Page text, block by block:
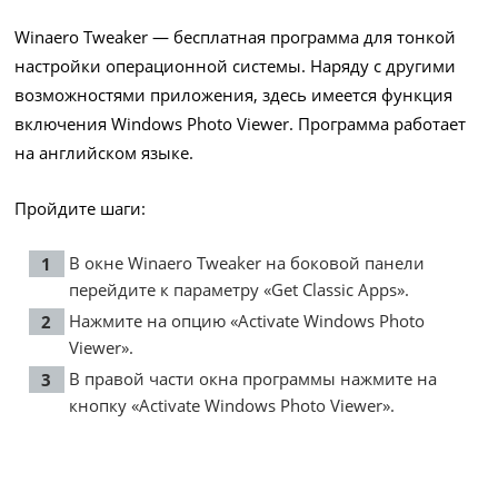
Winaero Tweaker — бесплатная программа для тонкой
настройки операционной системы. Наряду с другими
возможностями приложения, здесь имеется функция
включения Windows Photo Viewer. Программа работает
на английском языке.
Пройдите шаги:
В окне Winaero Tweaker на боковой панели
перейдите к параметру «Get Classic Apps».
Нажмите на опцию «Activate Windows Photo
Viewer».
В правой части окна программы нажмите на
кнопку «Activate Windows Photo Viewer».